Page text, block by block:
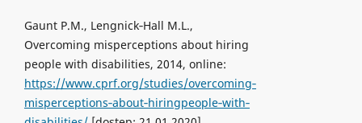
Gaunt P.M., Lengnick‐Hall M.L.,
Overcoming misperceptions about hiring
people with disabilities, 2014, online:
https://www.cprf.org/studies/overcoming‐
misperceptions‐about‐hiringpeople‐with‐